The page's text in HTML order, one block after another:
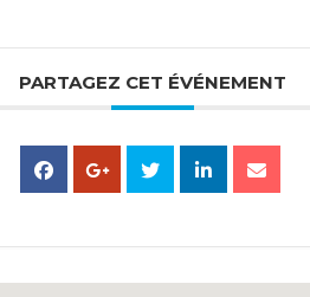
PARTAGEZ CET ÉVÉNEMENT